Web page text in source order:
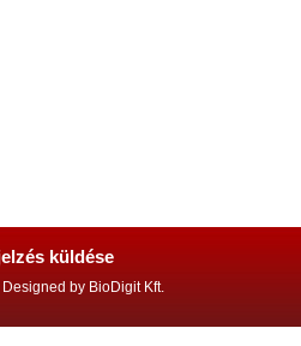
küldése
by BioDigit Kft.